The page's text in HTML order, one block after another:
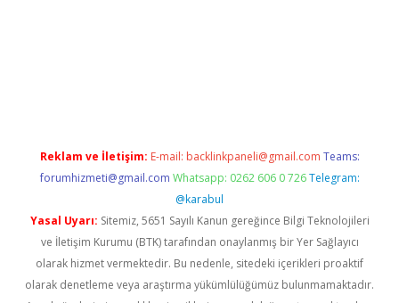
Reklam ve İletişim: E-mail: backlinkpaneli@gmail.com Teams:
forumhizmeti@gmail.com Whatsapp: 0262 606 0 726 Telegram:
@karabul
Yasal Uyarı: Sitemiz, 5651 Sayılı Kanun gereğince Bilgi Teknolojileri
ve İletişim Kurumu (BTK) tarafından onaylanmış bir Yer Sağlayıcı
olarak hizmet vermektedir. Bu nedenle, sitedeki içerikleri proaktif
olarak denetleme veya araştırma yükümlülüğümüz bulunmamaktadır.